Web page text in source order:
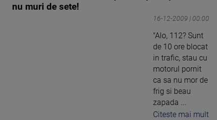
nu muri de sete!
16-12-2009 | 00:00
"Alo, 112? Sunt
de 10 ore blocat
in trafic, stau cu
motorul pornit
ca sa nu mor de
frig si beau
zapada ...
Citeste mai mult